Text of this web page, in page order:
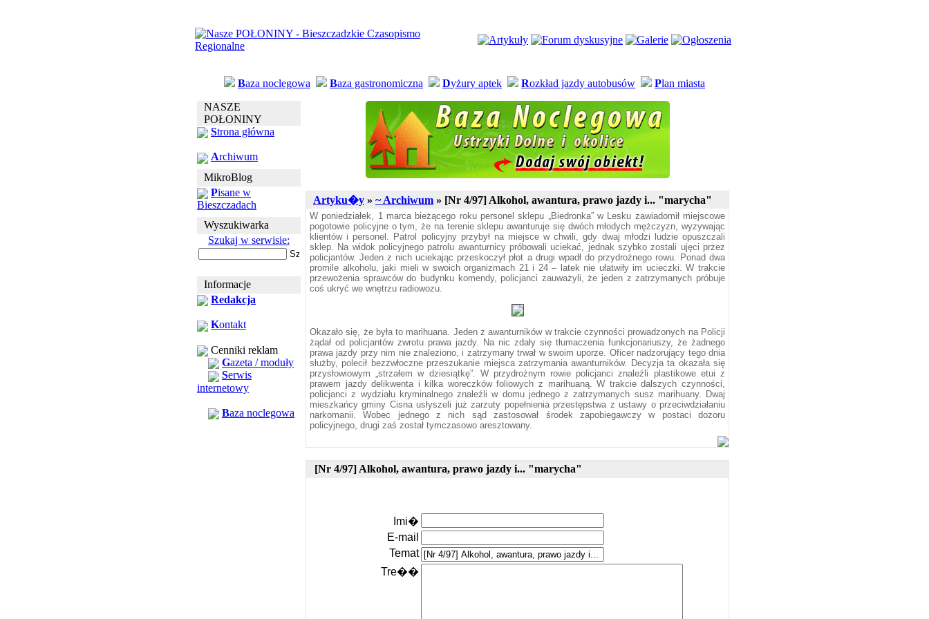
Baza noclegowa Baza gastronomiczna Dyżury aptek Rozkład jazdy autobusów Plan miasta
NASZE
POŁONINY
Strona główna
Archiwum
MikroBlog
Pisane w
Bieszczadach
Wyszukiwarka
Szukaj w serwisie:
Informacje
Redakcja
Kontakt
Cenniki reklam
Gazeta / moduły
Serwis
internetowy
Baza noclegowa
Artyku�y » ~ Archiwum » [Nr 4/97] Alkohol, awantura, prawo jazdy i... "marycha"
W poniedziałek, 1 marca bieżącego roku personel sklepu „Biedronka” w Lesku zawiadomił miejscowe
pogotowie policyjne o tym, że na terenie sklepu awanturuje się dwóch młodych mężczyzn, wyzywając
klientów i personel. Patrol policyjny przybył na miejsce w chwili, gdy dwaj młodzi ludzie opuszczali
sklep. Na widok policyjnego patrolu awanturnicy próbowali uciekać, jednak szybko zostali ujęci przez
policjantów. Jeden z nich uciekając przeskoczył płot a drugi wpadł do przydrożnego rowu. Ponad dwa
promile alkoholu, jaki mieli w swoich organizmach 21 i 24 – latek nie ułatwiły im ucieczki. W trakcie
przewożenia sprawców do budynku komendy, policjanci zauważyli, że jeden z zatrzymanych próbuje
coś ukryć we wnętrzu radiowozu.
Okazało się, że była to marihuana. Jeden z awanturników w trakcie czynności prowadzonych na Policji
żądał od policjantów zwrotu prawa jazdy. Na nic zdały się tłumaczenia funkcjonariuszy, że żadnego
prawa jazdy przy nim nie znaleziono, i zatrzymany trwał w swoim uporze. Oficer nadzorujący tego dnia
służby, polecił bezzwłoczne przeszukanie miejsca zatrzymania awanturników. Decyzja ta okazała się
przysłowiowym „strzałem w dziesiątkę”. W przydrożnym rowie policjanci znaleźli plastikowe etui z
prawem jazdy delikwenta i kilka woreczków foliowych z marihuaną. W trakcie dalszych czynności,
policjanci z wydziału kryminalnego znaleźli w domu jednego z zatrzymanych susz marihuany. Dwaj
mieszkańcy gminy Cisna usłyszeli już zarzuty popełnienia przestępstwa z ustawy o przeciwdziałaniu
narkomanii. Wobec jednego z nich sąd zastosował środek zapobiegawczy w postaci dozoru
policyjnego, drugi zaś został tymczasowo aresztowany.
[Nr 4/97] Alkohol, awantura, prawo jazdy i... "marycha"
Imi�
E-mail
Temat
Tre��